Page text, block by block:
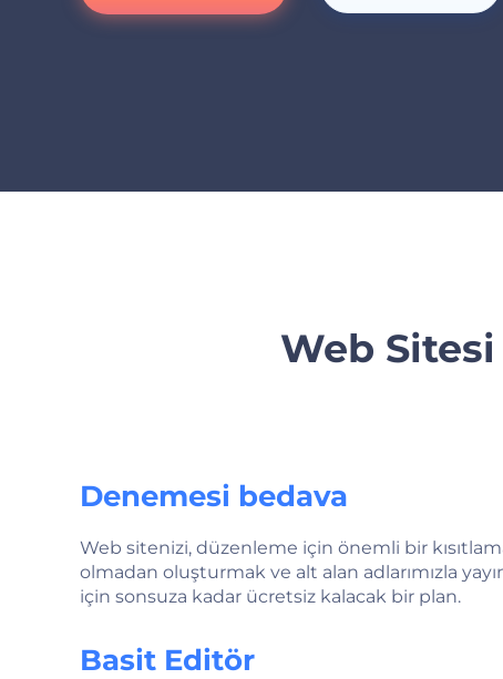
Web
Denemesi bedava
Web sitenizi, düzenleme için önemli bir
olmadan oluşturmak ve alt alan adlarımızla
için sonsuza kadar ücretsiz kalacak bir plan.
Basit Editör